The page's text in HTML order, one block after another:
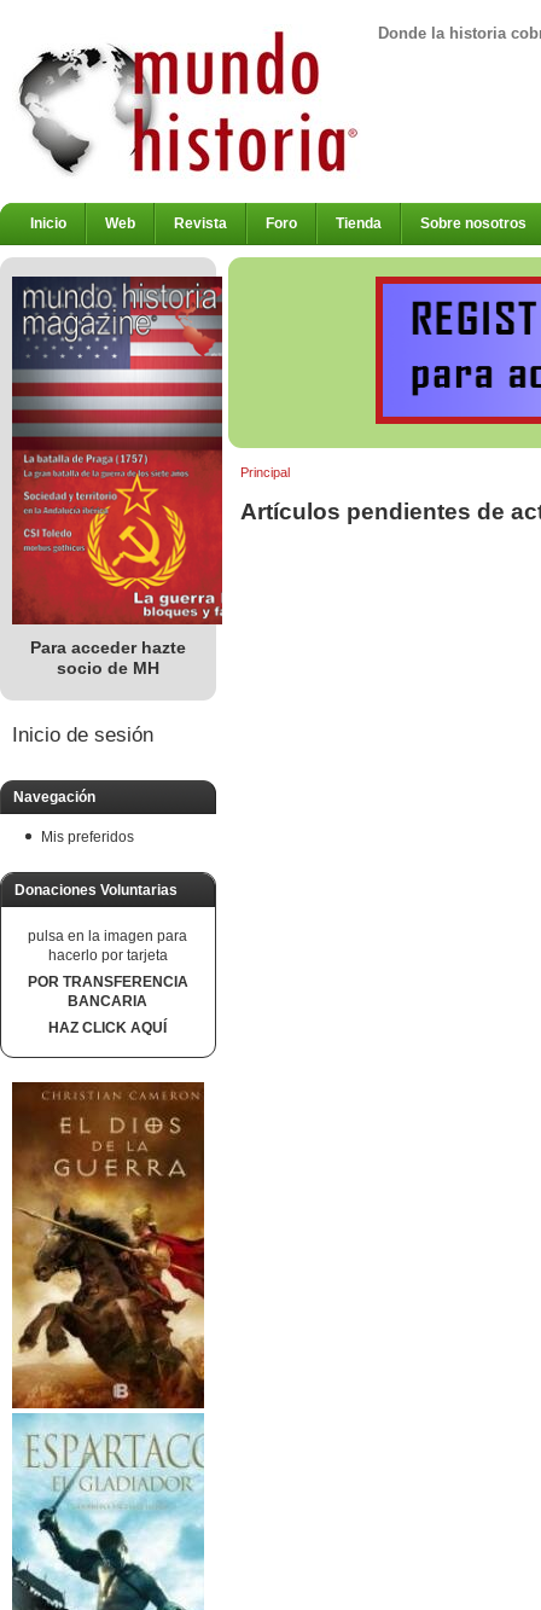
Donde la historia
Inicio Web Revista Foro Tienda Sobre nosotros
Para acceder hazte
socio de MH
Inicio de sesión
Navegación
Mis preferidos
Donaciones Voluntarias
pulsa en la imagen para
hacerlo por tarjeta
POR TRANSFERENCIA
BANCARIA
HAZ CLICK AQUÍ
Principal
Artículos pendientes de